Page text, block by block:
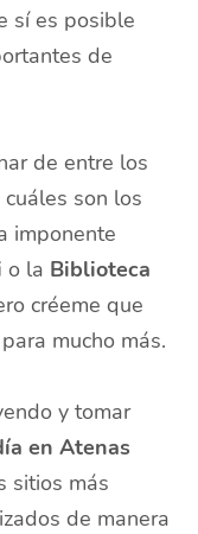
sí es posible
de
de entre los
son los
imponente
o la Biblioteca
créeme que
mucho más.
y tomar
en Atenas
sitios más
de manera